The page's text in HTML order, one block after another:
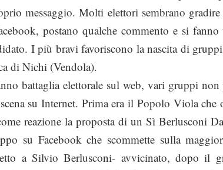
messaggio. Molti elettori sembrano
postano qualche commento e si
I più bravi favoriscono la nascita di
di Nichi (Vendola).
battaglia elettorale sul web, vari gruppi non
su Internet. Prima era il Popolo Viola che
reazione la proposta di un Sì Berlusconi
su Facebook che scommette sulla
a Silvio Berlusconi- avvicinato, dopo il